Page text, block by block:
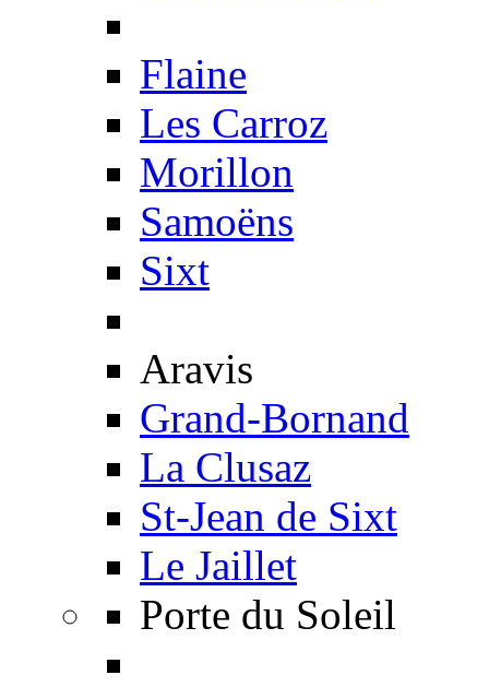
Flaine
Les Carroz
Morillon
Samoëns
Sixt
Aravis
Grand-Bornand
La Clusaz
St-Jean de Sixt
Le Jaillet
Porte du Soleil